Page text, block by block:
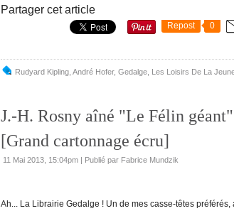
Partager cet article
Repost 0
Rudyard Kipling André Hofer, Gedalge Les Loisirs De La
J.-H. Rosny aîné "Le Félin
[Grand cartonnage écru]
11 Mai 2013, 15:04pm | Publié par Fabrice Mundzik
Ah... La Librairie Gedalge ! Un de mes casse-têtes